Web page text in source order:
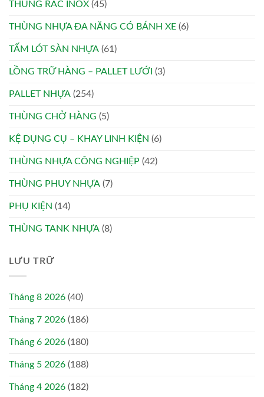
THÙNG RÁC INOX (45)
THÙNG NHỰA ĐA NĂNG CÓ BÁNH XE (6)
TẤM LÓT SÀN NHỰA (61)
LỒNG TRỮ HÀNG – PALLET LƯỚI (3)
PALLET NHỰA (254)
THÙNG CHỞ HÀNG (5)
KỆ DỤNG CỤ – KHAY LINH KIỆN (6)
THÙNG NHỰA CÔNG NGHIỆP (42)
THÙNG PHUY NHỰA (7)
PHỤ KIỆN (14)
THÙNG TANK NHỰA (8)
LƯU TRỮ
Tháng 8 2026 (40)
Tháng 7 2026 (186)
Tháng 6 2026 (180)
Tháng 5 2026 (188)
Tháng 4 2026 (182)